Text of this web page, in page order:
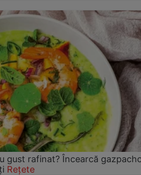
gust rafinat? Încearcă
Rețete